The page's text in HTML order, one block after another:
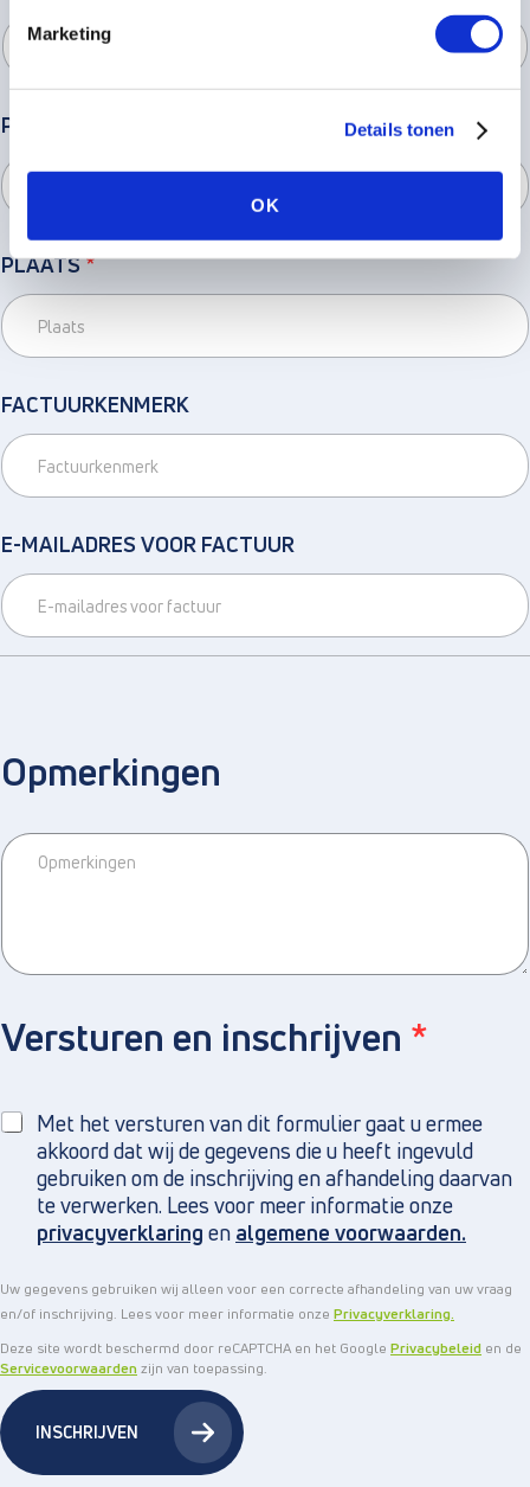
Marketing
Details tonen
OK
POSTCODE
PLAATS*
FACTUURKENMERK
E-MAILADRES VOOR FACTUUR
Opmerkingen
Versturen en inschrijven *
Met het versturen van dit formulier gaat u ermee
akkoord dat wij de gegevens die u heeft ingevuld
gebruiken om de inschrijving en afhandeling daarvan
te verwerken. Lees voor meer informatie onze
privacyverklaring en algemene voorwaarden.
Uw gegevens gebruiken wij alleen voor een correcte afhandeling van uw vraag
en/of inschrijving. Lees voor meer informatie onze Privacyverklaring.
Deze site wordt beschermd door reCAPTCHA en het Google Privacybeleid en de
Servicevoorwaardenzijn van toepassing.
INSCHRIJVEN